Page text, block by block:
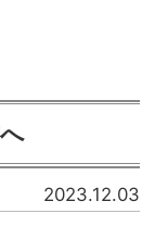
2023.12.03